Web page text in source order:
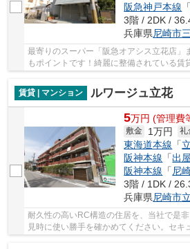
阪急神戸本線
3階 / 2DK /
兵庫県尼崎市
最寄りのスーパー「阪急オアシス立花店」
もポイントです！綺麗に整備されている賃
す！車の収容台数もたっぷりとある自走式
賃貸 | マンション
ルワージュ立花
5万円 (管理費
敷金 1万円 礼
東海道本線 「
阪神本線 「出
阪神本線 「 尼
3階 / 1DK /
兵庫県尼崎市
耐久性の高いRC構造の住居を、当社で是
見時に使い勝手を確かめてください。セキ
いるマンション物件です。家具なども配置